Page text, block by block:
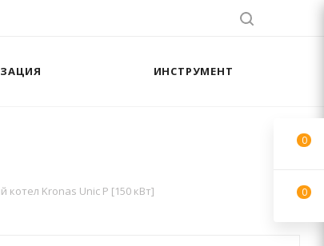
ИНСТРУМЕНТ
котел Kronas Unic P [150 кВт]
0
0